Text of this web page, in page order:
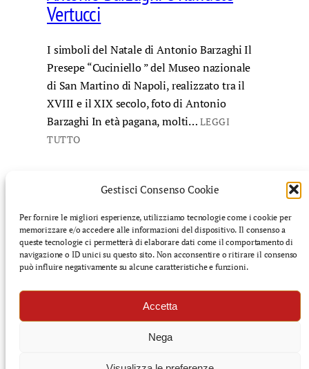
Gestisci Consenso Cookie
Per fornire le migliori esperienze, utilizziamo tecnologie come i cookie per
memorizzare e/o accedere alle informazioni del dispositivo. Il consenso a
queste tecnologie ci permetterà di elaborare dati come il comportamento di
navigazione o ID unici su questo sito. Non acconsentire o ritirare il consenso
può influire negativamente su alcune caratteristiche e funzioni.
Accetta
Nega
Vertucci
I simboli del Natale di Antonio Barzaghi Il
Presepe “Cuciniello ” del Museo nazionale
di San Martino di Napoli, realizzato tra il
XVIII e il XIX secolo, foto di Antonio
Barzaghi In età pagana, molti… LEGGI
TUTTO
©️ Finnegans: rivista di cultura mediterranea – Tutti i
diritti riservati
f
i
s
l